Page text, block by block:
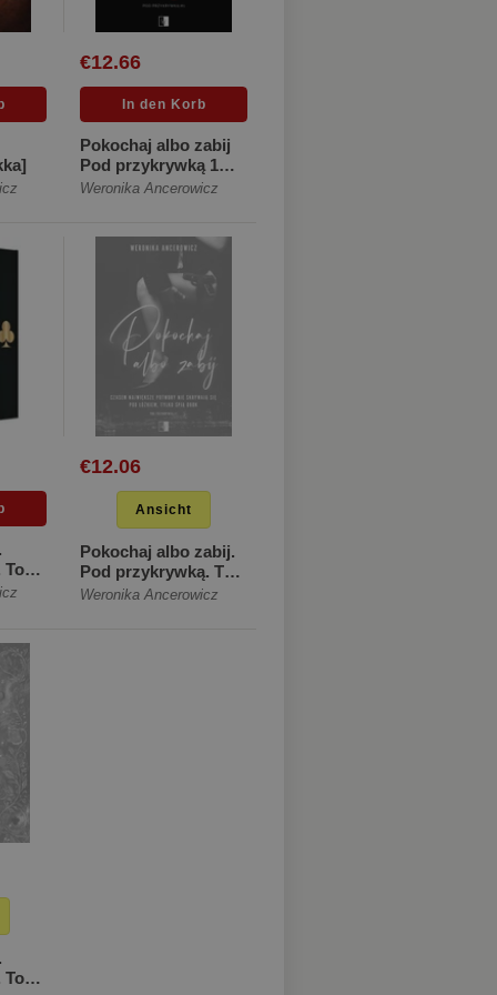
€12.66
Pokochaj albo zabij
Pod przykrywką 1
[Miękka]
Weronika Ancerowicz
Tom
€12.06
Ansicht
Pokochaj albo zabij.
Pod przykrywką. Tom
1 [Miękka ze
Weronika Ancerowicz
Tom